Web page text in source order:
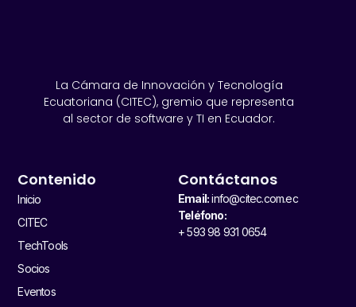
La Cámara de Innovación y Tecnología
Ecuatoriana (CITEC), gremio que representa
al sector de software y TI en Ecuador.
Contenido
Inicio
CITEC
TechTools
Socios
Eventos
Contáctanos
Email:info@citec.com.ec
Teléfono:
+ 593 98 931 0654